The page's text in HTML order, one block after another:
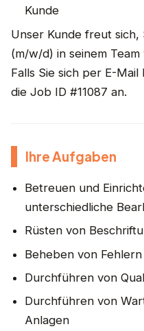
Kunde
Unser Kunde freut
(m/w/d) in seinem
Falls Sie sich per E-
die Job ID #11087 an.
Ihre Aufgaben
Betreuen und
unterschiedliche
Rüsten von
Beheben von
Durchführen von
Durchführen von
Anlagen